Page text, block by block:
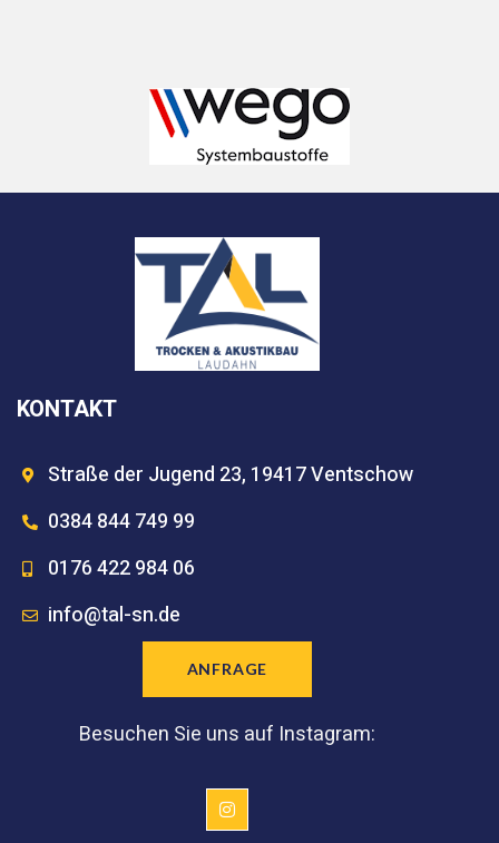
KONTAKT
Straße der Jugend 23, 19417 Ventschow
0384 844 749 99
0176 422 984 06
info@tal-sn.de
ANFRAGE
Besuchen Sie uns auf Instagram: